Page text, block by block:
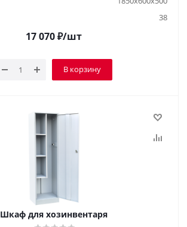
38
17 070₽/шт
В корзину
Шкаф для хозинвентаря